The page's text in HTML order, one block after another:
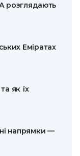
розглядають
Еміратах
як їх
напрямки —